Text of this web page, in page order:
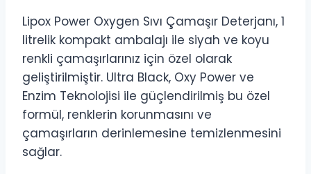
100,00₺.fiyat:
90,00₺.
Lipox Power Oxygen Sıvı Çamaşır Deterjanı, 1
litrelik kompakt ambalajı ile siyah ve koyu
renkli çamaşırlarınız için özel olarak
geliştirilmiştir. Ultra Black, Oxy Power ve
Enzim Teknolojisi ile güçlendirilmiş bu özel
formül, renklerin korunmasını ve
çamaşırların derinlemesine temizlenmesini
sağlar.